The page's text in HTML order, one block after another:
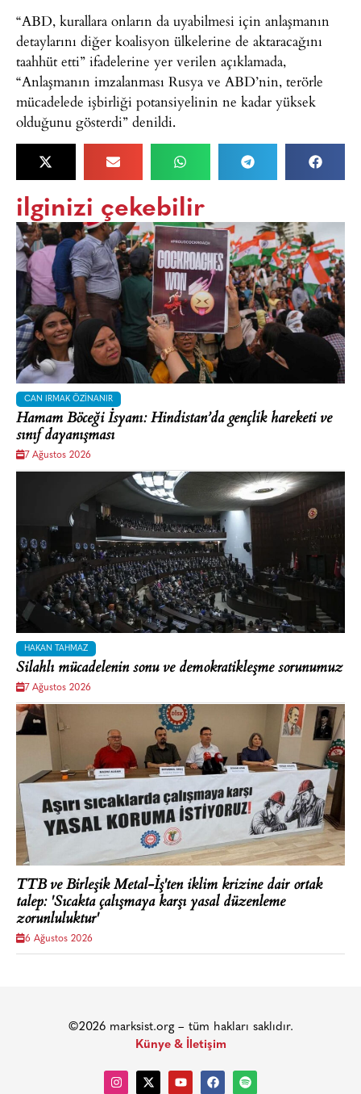
“ABD, kurallara onların da uyabilmesi için anlaşmanın
detaylarını diğer koalisyon ülkelerine de aktaracağını
taahhüt etti” ifadelerine yer verilen açıklamada,
“Anlaşmanın imzalanması Rusya ve ABD’nin, terörle
mücadelede işbirliği potansiyelinin ne kadar yüksek
olduğunu gösterdi” denildi.
ilginizi çekebilir
CAN IRMAK ÖZINANIR
Hamam Böceği İsyanı: Hindistan’da gençlik hareketi ve
sınıf dayanışması
7 Ağustos 2026
HAKAN TAHMAZ
Silahlı mücadelenin sonu ve demokratikleşme sorunumuz
7 Ağustos 2026
TTB ve Birleşik Metal-İş'ten iklim krizine dair ortak
talep: 'Sıcakta çalışmaya karşı yasal düzenleme
zorunluluktur'
6 Ağustos 2026
©2026 marksist.org – tüm hakları saklıdır.
Künye & İletişim